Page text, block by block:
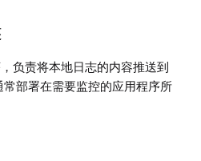
负责将本地日志的内容推送到
部署在需要监控的应用程序所